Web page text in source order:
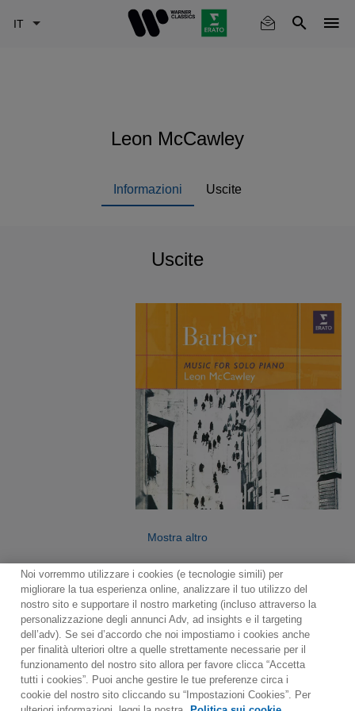
Leon McCawley
Informazioni Uscite
Uscite
Mostra altro
Contact Notiziario
Politica sui cookie
Impostazioni dei cookie
Noi vorremmo utilizzare i cookies (e tecnologie simili) per
migliorare la tua esperienza online, analizzare il tuo utilizzo del
nostro sito e supportare il nostro marketing (incluso attraverso la
personalizzazione degli annunci Adv, ad insights e il targeting
dell’adv). Se sei d’accordo che noi impostiamo i cookies anche
per finalità ulteriori oltre a quelle strettamente necessarie per il
funzionamento del nostro sito allora per favore clicca “Accetta
tutti i cookies”. Puoi anche gestire le tue preferenze circa i
cookie del nostro sito cliccando su “Impostazioni Cookies”. Per